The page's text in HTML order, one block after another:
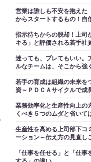
営業は誰しも不安を抱えた
からスタートするもの！自
く
指示待ちからの脱却！上司
キる」と評価される若手社
迷っても、ブレてもいい。
ルなチームは、そこから強
若手の育成は組織の未来を
資～ＰＤＣＡサイクルで成
業務効率化と生産性向上の
くべき５つのムダと省いて
生産性を高める上司部下コ
ーション～伝え方の見直し
「仕事を任せる」と「仕事